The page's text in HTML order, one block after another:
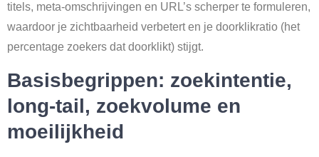
titels, meta-omschrijvingen en URL’s scherper te formuleren,
waardoor je zichtbaarheid verbetert en je doorklikratio (het
percentage zoekers dat doorklikt) stijgt.
Basisbegrippen: zoekintentie,
long-tail, zoekvolume en
moeilijkheid